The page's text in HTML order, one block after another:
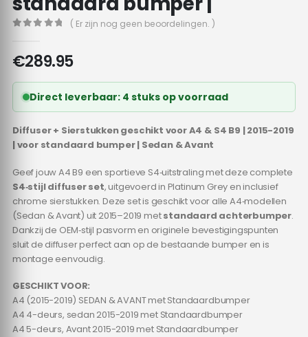
( Er zijn nog geen beoordelingen. )
€289.95
Direct leverbaar: 4 stuks op voorraad
Diffuser + Sierstukken geschikt voor A4 & S4 B9 | 2015-2019
| voor standaard bumper | Sedan & Avant
Geef jouw A4 B9 een sportieve S4‑uitstraling met deze complete
S4‑stijl diffuser set, uitgevoerd in Platinum Grey en inclusief
chrome sierstukken. Deze set is geschikt voor alle A4‑modellen
(Sedan & Avant) uit 2015–2019 metstandaard achterbumper.
Dankzij de OEM‑stijl pasvorm en originele bevestigingspunten
sluit de diffuser perfect aan op de bestaande bumper en is
montage eenvoudig.
GESCHIKT VOOR:
A4 (2015-2019) SEDAN & AVANT met Standaardbumper
A4 4-deurs, sedan 2015-2019 met Standaardbumper
A4 5-deurs, Avant 2015-2019 met Standaardbumper